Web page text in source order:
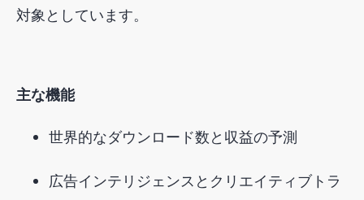
対象としています。
主な機能
世界的なダウンロード数と収益の予測
広告インテリジェンスとクリエイティブトラ